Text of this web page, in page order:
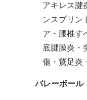
アキレス腱
ンスプリン
ア・腰椎す
底腱膜炎・
傷・鵞足炎
バレーボール